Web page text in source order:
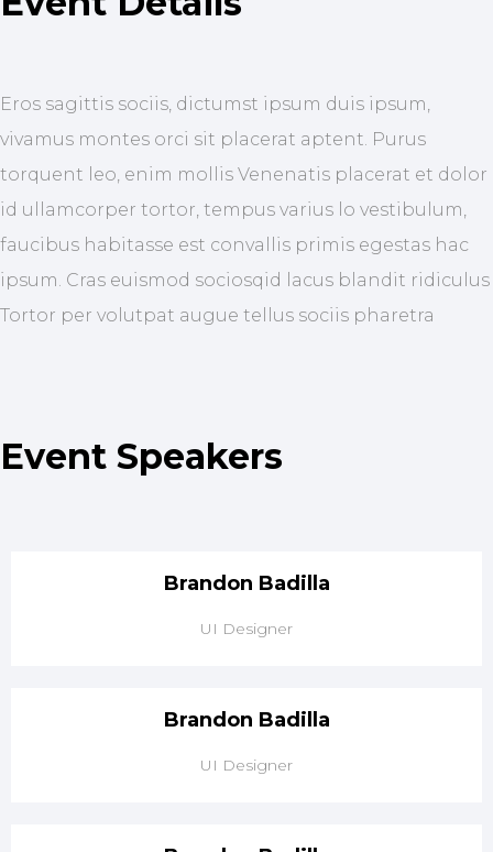
Eros sagittis sociis, dictumst ipsum duis ipsum,
vivamus montes orci sit placerat aptent. Purus
torquent leo, enim mollis Venenatis placerat et dolor
id ullamcorper tortor, tempus varius lo vestibulum,
faucibus habitasse est convallis primis egestas hac
ipsum. Cras euismod sociosqid lacus blandit ridiculus
Tortor per volutpat augue tellus sociis pharetra
Event Speakers
Brandon Badilla
UI Designer
Brandon Badilla
UI Designer